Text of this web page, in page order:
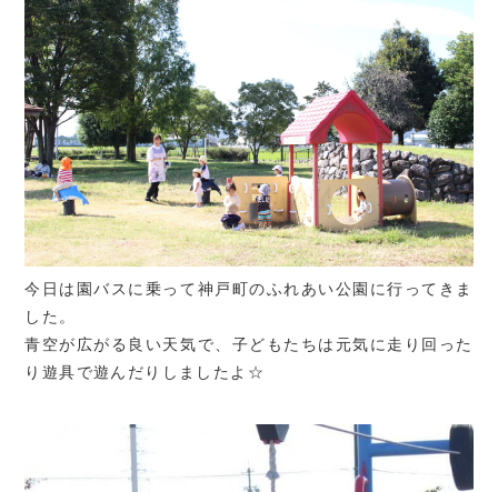
今日は園バスに乗って神戸町のふれあい公園に行ってきま
した。
青空が広がる良い天気で、子どもたちは元気に走り回った
り遊具で遊んだりしましたよ☆